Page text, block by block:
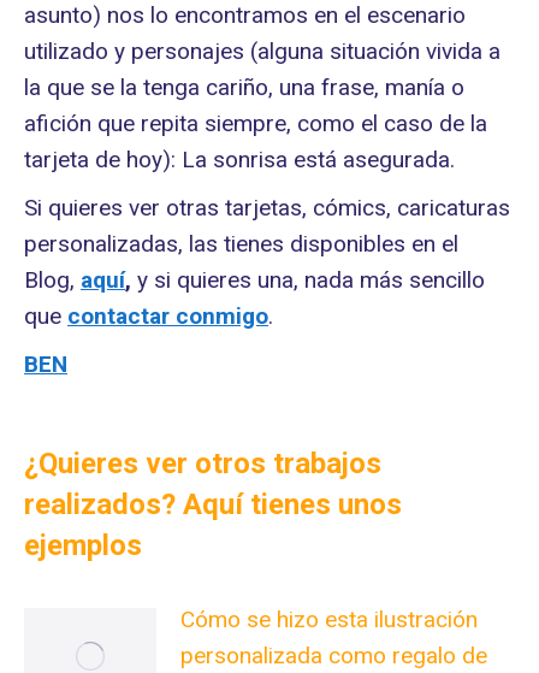
asunto) nos lo encontramos en el escenario
utilizado y personajes (alguna situación vivida a
la que se la tenga cariño, una frase, manía o
afición que repita siempre, como el caso de la
tarjeta de hoy): La sonrisa está asegurada.
Si quieres ver otras tarjetas, cómics, caricaturas
personalizadas, las tienes disponibles en el
Blog, aquí, y si quieres una, nada más sencillo
que contactar conmigo.
BEN
¿Quieres ver otros trabajos
realizados? Aquí tienes unos
ejemplos
Cómo se hizo esta ilustración
personalizada como regalo de